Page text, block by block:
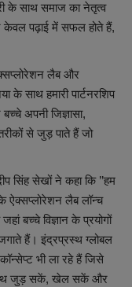
के साथ समाज का नेतृत्व
केवल पढ़ाई में सफल होते हैं,
लैब और
के साथ हमारी पार्टनरशिप
अपनी जिज्ञासा,
से जुड़ पाते हैं जो
सिंह सेखों ने कहा कि ’’हम
ऐक्सप्लोरेशन लैब लॉन्च
बच्चे विज्ञान के प्रयोगों
हैं। इंद्रप्रस्थ ग्लोबल
भी ला रहे हैं जिसे
साथ जुड़ सकें, खेल सकें और